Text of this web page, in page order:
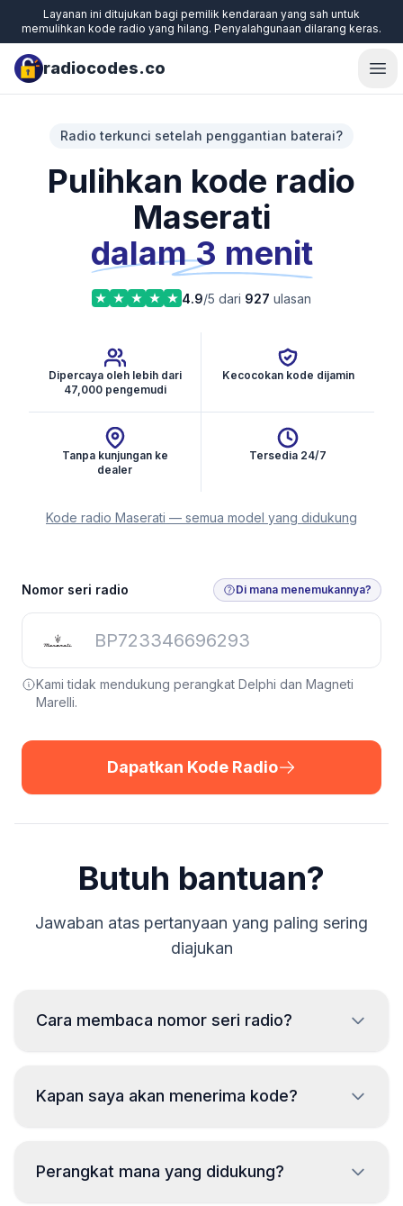
Layanan ini ditujukan bagi pemilik kendaraan yang sah untuk
memulihkan kode radio yang hilang. Penyalahgunaan dilarang keras.
radiocodes.co
Radio terkunci setelah penggantian baterai?
Pulihkan kode radio
Maserati
dalam 3 menit
4.9/5 dari 927 ulasan
Dipercaya oleh lebih dari
47,000 pengemudi
Kecocokan kode dijamin
Tanpa kunjungan ke
dealer
Tersedia 24/7
Kode radio Maserati — semua model yang didukung
Nomor seri radio Di mana menemukannya?
Kami tidak mendukung perangkat Delphi dan Magneti
Marelli.
Dapatkan Kode Radio
Butuh bantuan?
Jawaban atas pertanyaan yang paling sering
diajukan
Cara membaca nomor seri radio?
pelepasan dan membaca kode dari label pada casing
radio. Biasanya nomor seri berada di atas atau di
BP723346696293
Kapan saya akan menerima kode?
melakukan pemesanan, terlepas dari waktu
Perangkat mana yang didukung?